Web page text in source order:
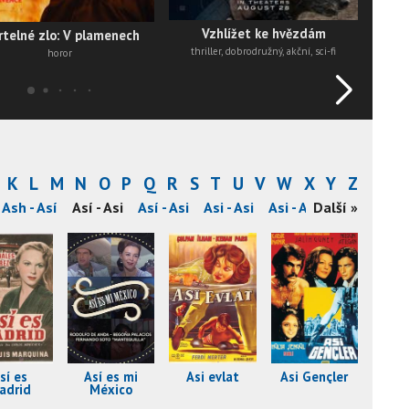
zlo: V plamenech
horor
Vzhlížet ke hvězdám
thriller, dobrodružný, akční, sci-fi
K L M N O P Q R S T U V W X Y Z
Ash - Así Así - Asi Así - Asi Asi - Asi Asi - Asi Asi - Asi
Další »
es Así es mi
México
Asi evlat Asi Gençler